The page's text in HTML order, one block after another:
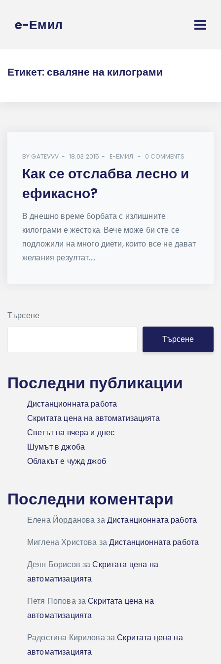
e-Емил
Етикет: сваляне на килограми
BY GATEVVV 18.03.2015 E-ЕМИЛ 0 COMMENTS
Как се отслабва лесно и
ефикасно?
В днешно време борбата с излишните
килограми е жестока. Вече може би сте се
подложили на много диети, които все не дават
желания резултат....
Търсене
Търсене
Последни публикации
Дистанционната работа
Скритата цена на автоматизацията
Светът на вчера и днес
Шумът в джоба
Облакът е чужд джоб
Последни коментари
Елена ЙордановазаДистанционната работа
Миглена Христова заДистанционната работа
Деян Борисов заСкритата цена на
автоматизацията
Петя ПоповазаСкритата цена на
автоматизацията
Радостина КириловазаСкритата цена на
автоматизацията